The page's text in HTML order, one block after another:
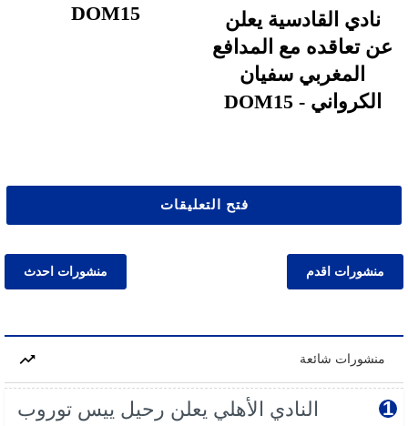
نادي القادسية يعلن
عن تعاقده مع المدافع
المغربي سفيان
الكرواني - DOM15
DOM15
فتح التعليقات
منشورات احدث منشورات اقدم
منشورات شائعة
النادي الأهلي يعلن رحيل ييس توروب